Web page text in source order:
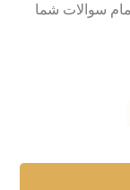
سوالات شما